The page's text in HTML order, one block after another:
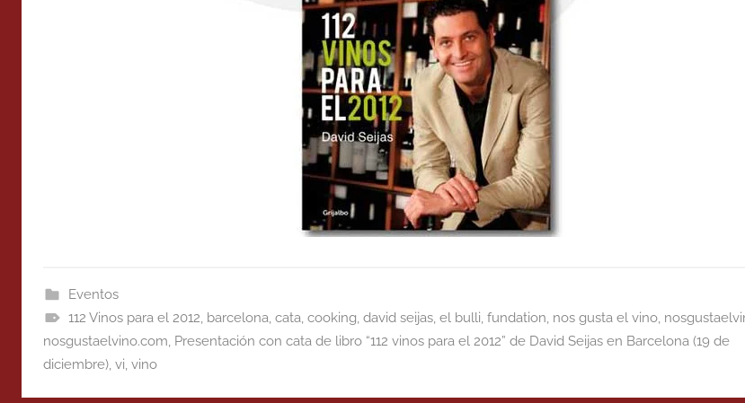
Eventos
112 Vinos para el 2012 barcelona cata cooking david seijas, el bulli fundation nos gusta el vino,
nosgustaelvino.com Presentación con cata de libro “112 vinos para el 2012” de David Seijas en Barcelona (19 de
diciembre) vi vino